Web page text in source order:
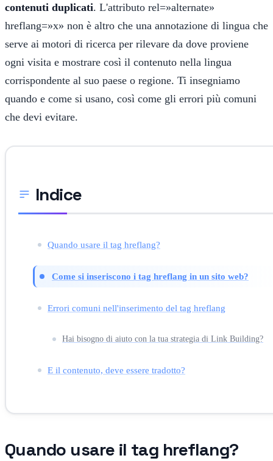
contenuti duplicati. L'attributo rel=»alternate»
hreflang=»x» non è altro che una annotazione di lingua che
serve ai motori di ricerca per rilevare da dove proviene
ogni visita e mostrare così il contenuto nella lingua
corrispondente al suo paese o regione. Ti insegniamo
quando e come si usano, così come gli errori più comuni
che devi evitare.
Indice
Quando usare il tag hreflang?
Come si inseriscono i tag hreflang in un sito web?
Errori comuni nell'inserimento del tag hreflang
Hai bisogno di aiuto con la tua strategia di Link Building?
E il contenuto, deve essere tradotto?
Quando usare il tag hreflang?